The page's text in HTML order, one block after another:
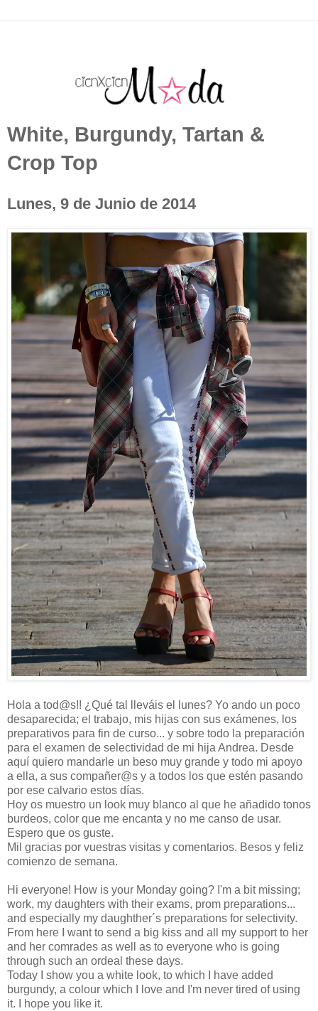
White, Burgundy, Tartan &
Crop Top
Lunes, 9 de Junio de 2014
Hola a tod@s!! ¿Qué tal lleváis el lunes? Yo ando un poco
desaparecida; el trabajo, mis hijas con sus exámenes, los
preparativos para fin de curso... y sobre todo la preparación
para el examen de selectividad de mi hija Andrea. Desde
aquí quiero mandarle un beso muy grande y todo mi apoyo
a ella, a sus compañer@s y a todos los que estén pasando
por ese calvario estos días.
Hoy os muestro un look muy blanco al que he añadido tonos
burdeos, color que me encanta y no me canso de usar.
Espero que os guste.
Mil gracias por vuestras visitas y comentarios. Besos y feliz
comienzo de semana.
Hi everyone! How is your Monday going? I'm a bit missing;
work, my daughters with their exams, prom preparations...
and especially my daughther´s preparations for selectivity.
From here I want to send a big kiss and all my support to her
and her comrades as well as to everyone who is going
through such an ordeal these days.
Today I show you a white look, to which I have added
burgundy, a colour which I love and I'm never tired of using
it. I hope you like it.